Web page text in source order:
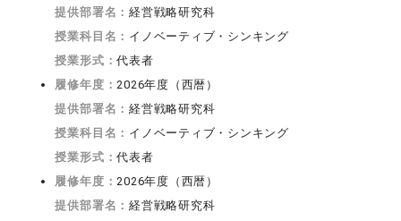
提供部署名：経営戦略研究科
授業科目名： イノベーティブ・シンキング
授業形式：代表者
履修年度： 2026年度（西暦）
提供部署名：経営戦略研究科
授業科目名： イノベーティブ・シンキング
授業形式：代表者
履修年度： 2026年度（西暦）
提供部署名：経営戦略研究科